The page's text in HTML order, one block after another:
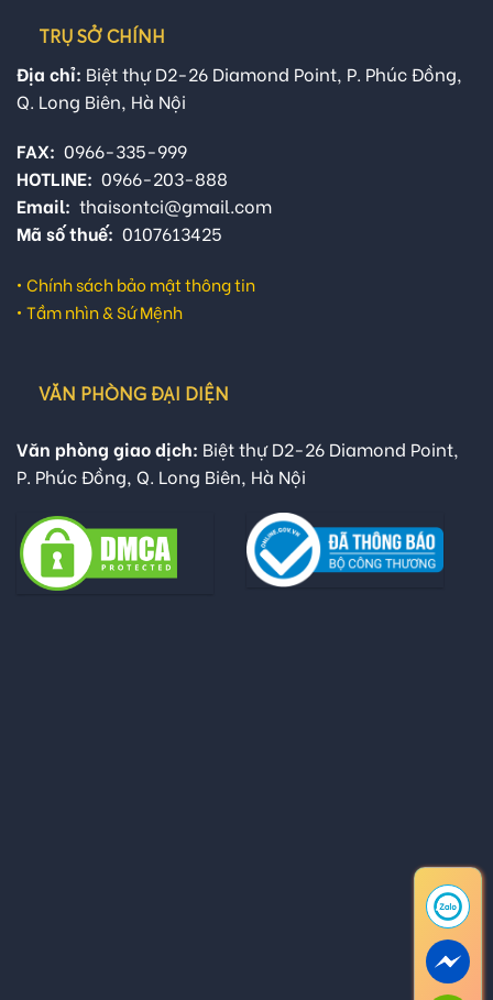
TRỤ SỞ CHÍNH
Địa chỉ: Biệt thự D2-26 Diamond Point, P. Phúc Đồng,
Q. Long Biên, Hà Nội
FAX: 0966-335-999
HOTLINE: 0966-203-888
Email: thaisontci@gmail.com
Mã số thuế: 0107613425
• Chính sách bảo mật thông tin
• Tầm nhìn & Sứ Mệnh
VĂN PHÒNG ĐẠI DIỆN
Văn phòng giao dịch: Biệt thự D2-26 Diamond Point,
P. Phúc Đồng, Q. Long Biên, Hà Nội